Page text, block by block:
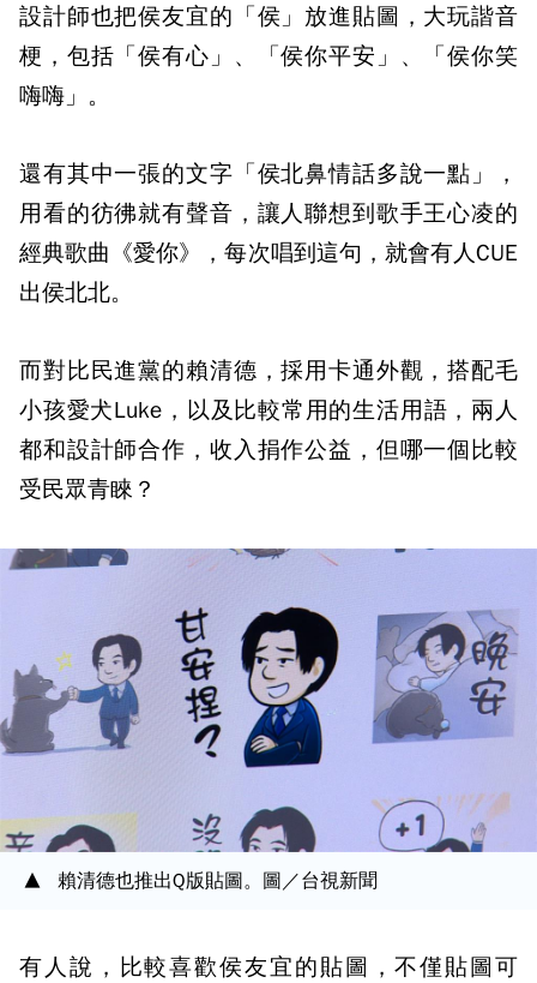
設計師也把侯友宜的「侯」放進貼圖，大玩諧音
梗，包括「侯有心」、「侯你平安」、「侯你笑
嗨嗨」。
還有其中一張的文字「侯北鼻情話多說一點」，
用看的彷彿就有聲音，讓人聯想到歌手王心凌的
經典歌曲《愛你》，每次唱到這句，就會有人CUE
出侯北北。
而對比民進黨的賴清德，採用卡通外觀，搭配毛
小孩愛犬Luke，以及比較常用的生活用語，兩人
都和設計師合作，收入捐作公益，但哪一個比較
受民眾青睞？
賴清德也推出Q版貼圖。圖／台視新聞
有人說，比較喜歡侯友宜的貼圖，不僅貼圖可